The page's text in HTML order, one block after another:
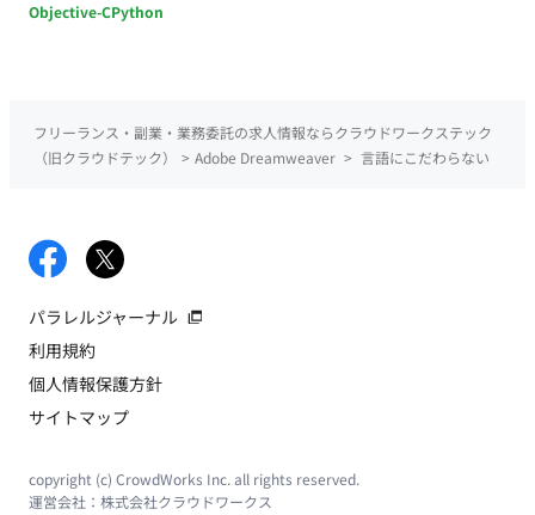
Objective-CPython
フリーランス・副業・業務委託の求人情報ならクラウドワークステック
（旧クラウドテック）
> Adobe Dreamweaver > 言語にこだわらない
パラレルジャーナル
利用規約
個人情報保護方針
サイトマップ
copyright (c) CrowdWorks Inc. all rights reserved.
運営会社： 株式会社クラウドワークス